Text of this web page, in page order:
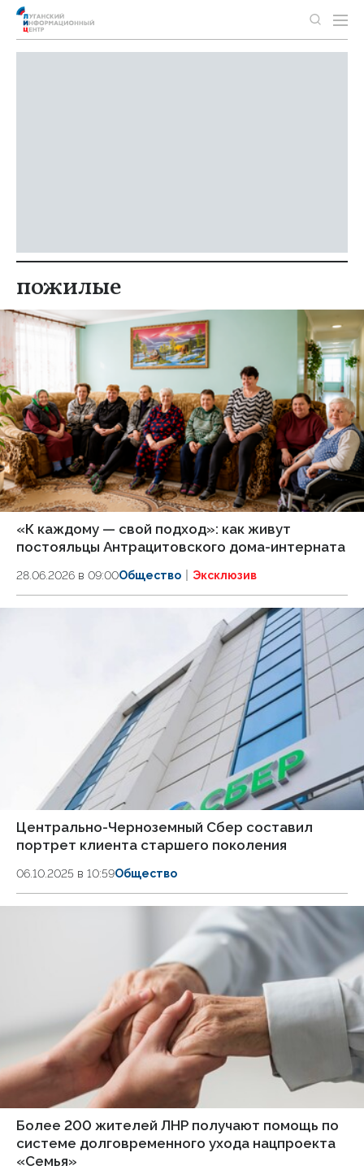
пожилые
«К каждому — свой подход»: как живут
постояльцы Антрацитовского дома-интерната
28.06.2026 в 09:00Общество Эксклюзив
Центрально-Черноземный Сбер составил
портрет клиента старшего поколения
06.10.2025 в 10:59Общество
Более 200 жителей ЛНР получают помощь по
системе долговременного ухода нацпроекта
«Семья»